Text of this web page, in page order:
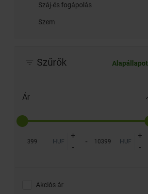
Száj-és fogápolás
Szem
Szűrők Alapállapot
Ár
HUF
+
-
- HUF
+
-
Akciós ár